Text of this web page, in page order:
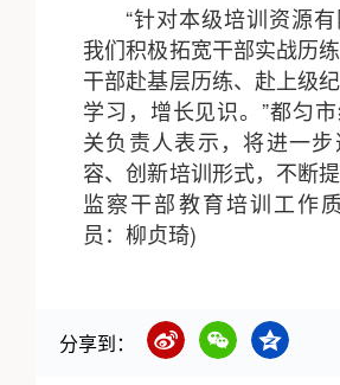
“针对本级培训资源有
我们积极拓宽干部实战历
干部赴基层历练、赴上级
学习，增长见识。”都匀
关负责人表示，将进一
容、创新培训形式，不断
监察干部教育培训工作
员：柳贞琦)
分享到：